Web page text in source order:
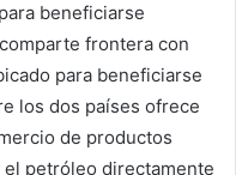
beneficiarse
frontera con
para beneficiarse
los dos países ofrece
de productos
petróleo directamente